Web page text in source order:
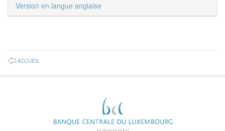
Version en langue anglaise
ACCUEIL